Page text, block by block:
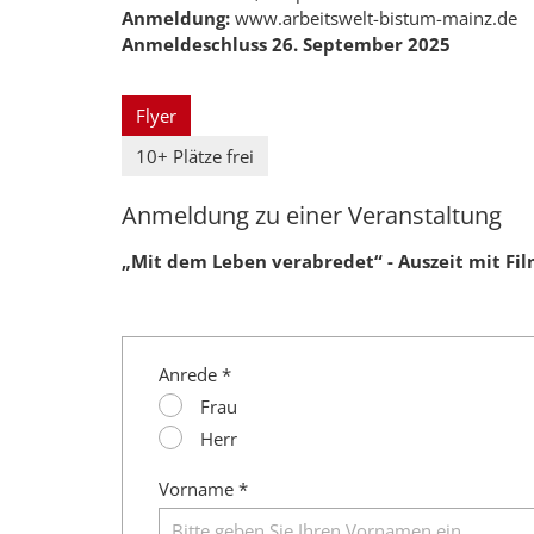
Anmeldung: www.arbeitswelt-bistum-mainz.de
Anmeldeschluss 26. September 2025
Flyer
10+ Plätze frei
Anmeldung zu einer Veranstaltung
„Mit dem Leben verabredet“ - Auszeit mit
Anrede *
Frau
Herr
Vorname *